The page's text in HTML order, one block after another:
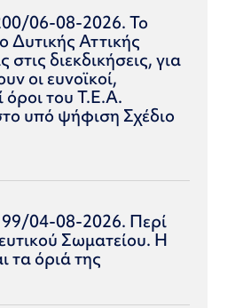
06-08-2026. Το
Δυτικής Αττικής
διεκδικήσεις, για
οι ευνοϊκοί,
όροι του Τ.Ε.Α.
υπό ψήφιση Σχέδιο
04-08-2026. Περί
Σωματείου. Η
τα όριά της